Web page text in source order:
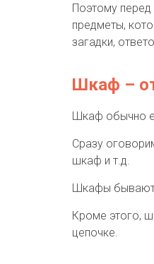
Поэтому перед
предметы,
загадки,
Шкаф –
Шкаф обычно
Сразу
шкаф и т.д.
Шкафы бывают
Кроме этого,
цепочке.